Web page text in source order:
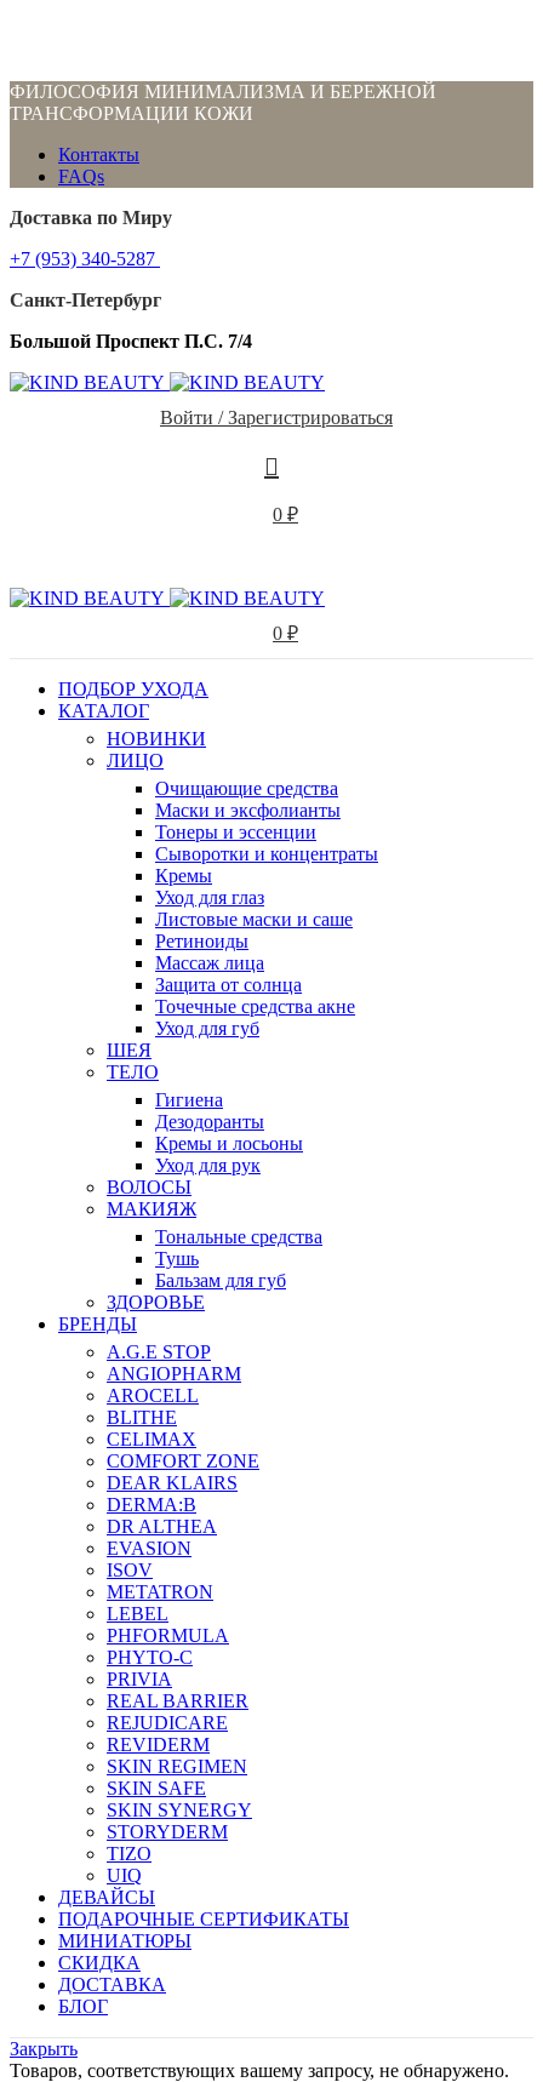
ФИЛОСОФИЯ МИНИМАЛИЗМА И БЕРЕЖНОЙ
ТРАНСФОРМАЦИИ КОЖИ
Контакты
FAQs
Доставка по Миру
+7 (953) 340-5287
Санкт-Петербург
Большой Проспект П.С. 7/4
Войти / Зарегистрироваться
0 ₽
0 ₽
ПОДБОР УХОДА
КАТАЛОГ
НОВИНКИ
ЛИЦО
Очищающие средства
Маски и эксфолианты
Тонеры и эссенции
Сыворотки и концентраты
Кремы
Уход для глаз
Листовые маски и саше
Ретиноиды
Массаж лица
Защита от солнца
Точечные средства акне
Уход для губ
ШЕЯ
ТЕЛО
Гигиена
Дезодоранты
Кремы и лосьоны
Уход для рук
ВОЛОСЫ
МАКИЯЖ
Тональные средства
Тушь
Бальзам для губ
ЗДОРОВЬЕ
БРЕНДЫ
A.G.E STOP
ANGIOPHARM
AROCELL
BLITHE
CELIMAX
COMFORT ZONE
DEAR KLAIRS
DERMA:B
DR ALTHEA
EVASION
ISOV
METATRON
LEBEL
PHFORMULA
PHYTO-C
PRIVIA
REAL BARRIER
REJUDICARE
REVIDERM
SKIN REGIMEN
SKIN SAFE
SKIN SYNERGY
STORYDERM
TIZO
UIQ
ДЕВАЙСЫ
ПОДАРОЧНЫЕ СЕРТИФИКАТЫ
МИНИАТЮРЫ
СКИДКА
ДОСТАВКА
БЛОГ
Закрыть
Товаров, соответствующих вашему запросу, не обнаружено.